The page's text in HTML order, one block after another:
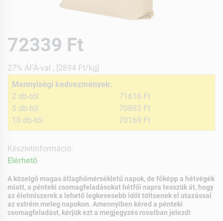
72339 Ft
27% ÁFÁ-val , [2894 Ft/kg]
Mennyiségi kedvezmények:
2 db-tól
71616 Ft
5 db-tól
70892 Ft
10 db-tól
70169 Ft
Készletinformáció:
Elérhetõ
A közelgő magas átlaghőmérsékletű napok, de főképp a hétvégék
miatt, a pénteki csomagfeladásokat hétfői napra tesszük át, hogy
az élelmiszerek a lehető legkevesebb időt töltsenek el utazással
az extrém meleg napokon. Amennyiben kéred a pénteki
csomagfeladást, kérjük ezt a megjegyzés rovatban jelezd!